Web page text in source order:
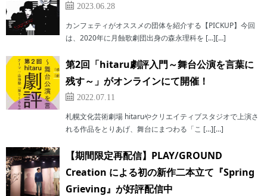
2023.06.28
カンフェティがオススメの団体を紹介する【PICKUP】今回
は、2020年に月蝕歌劇団出身の森永理科を […][…]
第2回「hitaru劇評入門～舞台公演を言葉に
残す～」がオンラインにて開催！
2022.07.11
札幌文化芸術劇場 hitaruやクリエイティブスタジオで上演さ
れる作品をとりあげ、舞台にまつわる「こ […][…]
【期間限定再配信】PLAY/GROUND
Creation による初の新作二本立て『Spring
Grieving』が好評配信中